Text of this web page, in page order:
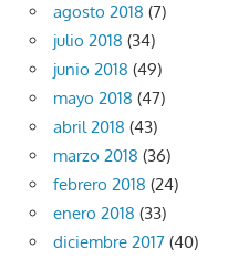
agosto 2018 (7)
julio 2018 (34)
junio 2018 (49)
mayo 2018 (47)
abril 2018 (43)
marzo 2018 (36)
febrero 2018 (24)
enero 2018 (33)
diciembre 2017 (40)